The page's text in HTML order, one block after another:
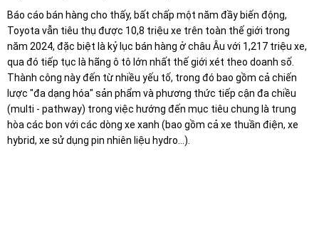
Báo cáo bán hàng cho thấy, bất chấp một năm đầy biến động,
Toyota vẫn tiêu thụ được 10,8 triệu xe trên toàn thế giới trong
năm 2024, đặc biệt là kỷ lục bán hàng ở châu Âu với 1,217 triệu xe,
qua đó tiếp tục là hãng ô tô lớn nhất thế giới xét theo doanh số.
Thành công này đến từ nhiều yếu tố, trong đó bao gồm cả chiến
lược "đa dạng hóa" sản phẩm và phương thức tiếp cận đa chiều
(multi - pathway) trong việc hướng đến mục tiêu chung là trung
hòa các bon với các dòng xe xanh (bao gồm cả xe thuần điện, xe
hybrid, xe sử dụng pin nhiên liệu hydro…).